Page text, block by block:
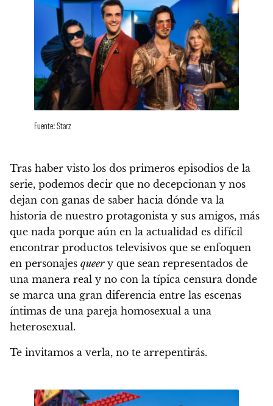
Fuente: Starz
Tras haber visto los dos primeros episodios de la
serie, podemos decir que no decepcionan y nos
dejan con ganas de saber hacia dónde va la
historia de nuestro protagonista y sus amigos, más
que nada porque aún en la actualidad es difícil
encontrar productos televisivos que se enfoquen
en personajes queery que sean representados de
una manera real y no con la típica censura donde
se marca una gran diferencia entre las escenas
íntimas de una pareja homosexual a una
heterosexual.
Te invitamos a verla, no te arrepentirás.